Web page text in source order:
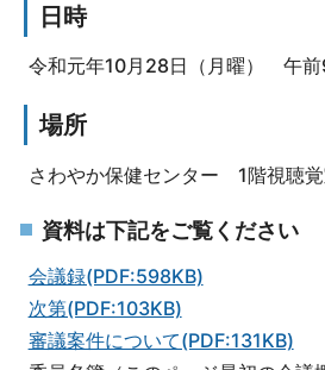
日時
令和元年10月28日（月曜） 午
場所
さわやか保健センター 1階視聴
資料は下記をご覧ください
会議録(PDF:598KB)
次第(PDF:103KB)
審議案件について(PDF:131KB)